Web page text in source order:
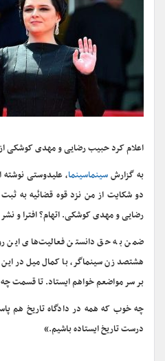
اعلام کرد حبیب رضایی و مهدی کوشکی از
به گزارشسینماسینما، علیدوستی
دو شکایت از من نزد قوه قضائیه به
رضایی و مهدی کوشکی. اتهام؟ افترا و
ضمن به حق دانستن فعالیت‌های این
هشتصد زن سینماگر، با کمال میل در
بر سر مواضعم خواهم ایستاد. تا قسمت
چه خوب که همه در دادگاه تاریخ هم
درست تاریخ ایستاده باشیم.»